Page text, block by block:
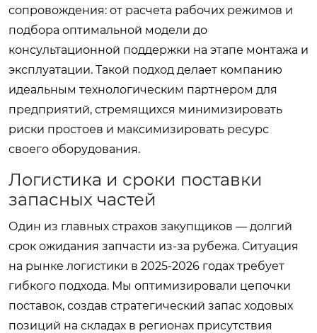
сопровождения: от расчета рабочих режимов и
подбора оптимальной модели до
консультационной поддержки на этапе монтажа и
эксплуатации. Такой подход делает компанию
идеальным технологическим партнером для
предприятий, стремящихся минимизировать
риски простоев и максимизировать ресурс
своего оборудования.
Логистика и сроки поставки
запасных частей
Один из главных страхов закупщиков — долгий
срок ожидания запчасти из-за рубежа. Ситуация
на рынке логистики в 2025-2026 годах требует
гибкого подхода. Мы оптимизировали цепочки
поставок, создав стратегический запас ходовых
позиций на складах в регионах присутствия